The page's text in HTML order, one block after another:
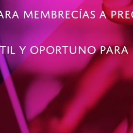
membrecías a
y oportuno para